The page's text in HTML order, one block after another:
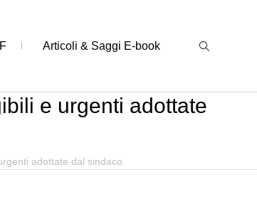
Articoli & Saggi E-book
e urgenti adottate
adottate dal sindaco